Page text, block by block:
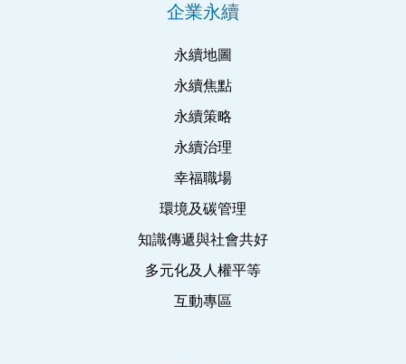
企業永續
永續地圖
永續焦點
永續策略
永續治理
幸福職場
環境及碳管理
知識傳遞與社會共好
多元化及人權平等
互動專區